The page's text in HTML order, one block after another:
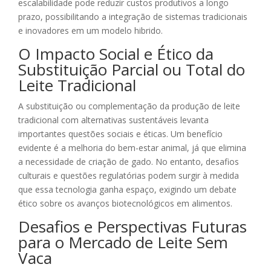
escalabilidade pode reduzir custos produtivos a longo
prazo, possibilitando a integração de sistemas tradicionais
e inovadores em um modelo hibrido.
O Impacto Social e Ético da
Substituição Parcial ou Total do
Leite Tradicional
A substituição ou complementação da produção de leite
tradicional com alternativas sustentáveis levanta
importantes questões sociais e éticas. Um benefício
evidente é a melhoria do bem-estar animal, já que elimina
a necessidade de criação de gado. No entanto, desafios
culturais e questões regulatórias podem surgir à medida
que essa tecnologia ganha espaço, exigindo um debate
ético sobre os avanços biotecnológicos em alimentos.
Desafios e Perspectivas Futuras
para o Mercado de Leite Sem
Vaca